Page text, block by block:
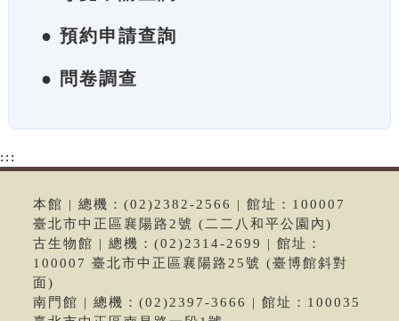
● 預約申請查詢
● 問卷調查
:::
本館 | 總機：(02)2382-2566 | 館址：100007
臺北市中正區襄陽路2號 (二二八和平公園內)
古生物館 | 總機：(02)2314-2699 | 館址：
100007 臺北市中正區襄陽路25號 (臺博館斜對
面)
南門館 | 總機：(02)2397-3666 | 館址：100035